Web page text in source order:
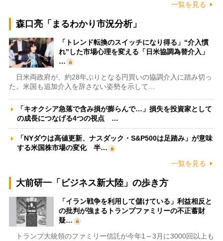
一覧を見る
森口亮「まるわかり市況分析」
「トレンド転換のスイッチになり得る」“介入慣
れ”した市場心理を変える「日米協調為替介入」
…
日米両政府が、約28年ぶりとなる円買いの協調介入に踏み切っ
た。米国も追加介入を辞さない姿勢を示して…
「キオクシア急落で含み損が膨らんで…」損失を投資家として
の成長につなげる4つの視点 …
「NYダウは高値更新、ナスダック・S&P500は足踏み」が意味
する米国株市場の変化 半…
一覧を見る
大前研一「ビジネス新大陸」の歩き方
「イラン戦争を利用して儲けている」利益相反と
の批判が強まるトランプファミリーの不正蓄財
疑…
トランプ大統領のファミリー信託が今年1～3月に3000回以上も